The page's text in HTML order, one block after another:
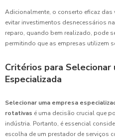
Adicionalmente, o conserto eficaz
evitar investimentos desnecessários
reparo, quando bem realizado, pode
permitindo que as empresas utilizem
Critérios para Selecionar
Especializada
Selecionar uma empresa
rotativas é uma decisão crucial que
indústria. Portanto, é essencial
escolha de um prestador de serviços